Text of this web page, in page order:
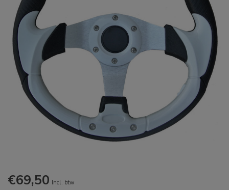
€69,50 Incl. btw